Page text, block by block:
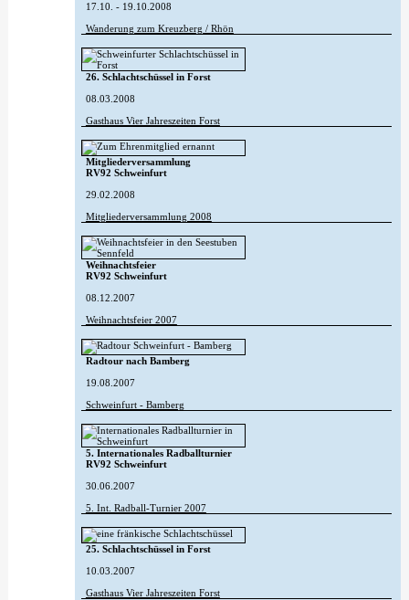
17.10. - 19.10.2008
Wanderung zum Kreuzberg / Rhön
26. Schlachtschüssel in Forst
08.03.2008
Gasthaus Vier Jahreszeiten Forst
Mitgliederversammlung
RV92 Schweinfurt
29.02.2008
Mitgliederversammlung 2008
Weihnachtsfeier
RV92 Schweinfurt
08.12.2007
Weihnachtsfeier 2007
Radtour nach Bamberg
19.08.2007
Schweinfurt - Bamberg
5. Internationales Radballturnier
RV92 Schweinfurt
30.06.2007
5. Int. Radball-Turnier 2007
25. Schlachtschüssel in Forst
10.03.2007
Gasthaus Vier Jahreszeiten Forst